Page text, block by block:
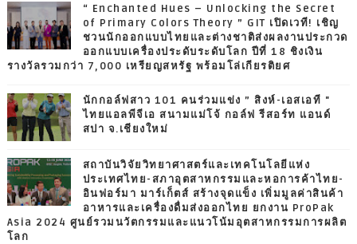
“ Enchanted Hues – Unlocking the Secret
of Primary Colors Theory ” GIT เปิดเวที! เชิญ
ชวนนักออกแบบไทยและต่างชาติส่งผลงานประกวด
ออกแบบเครื่องประดับระดับโลก ปีที่ 18 ชิงเงิน
รางวัลรวมกว่า 7,000 เหรียญสหรัฐ พร้อมโล่เกียรติยศ
นักกอล์ฟสาว 101 คนร่วมแข่ง ” สิงห์-เอสเอที "
ไทยแอลพีจีเอ สนามแม่โจ้ กอล์ฟ รีสอร์ท แอนด์
สปา จ.เชียงใหม่
สถาบันวิจัยวิทยาศาสตร์และเทคโนโลยีแห่ง
ประเทศไทย-สภาอุตสาหกรรมและหอการค้าไทย-
อินฟอร์มา มาร์เก็ตส์ สร้างจุดแข็ง เพิ่มมูลค่าสินค้า
อาหารและเครื่องดื่มส่งออกไทย ยกงาน ProPak
Asia 2024 ศูนย์รวมนวัตกรรมและแนวโน้มอุตสาหกรรมการผลิต
โลก